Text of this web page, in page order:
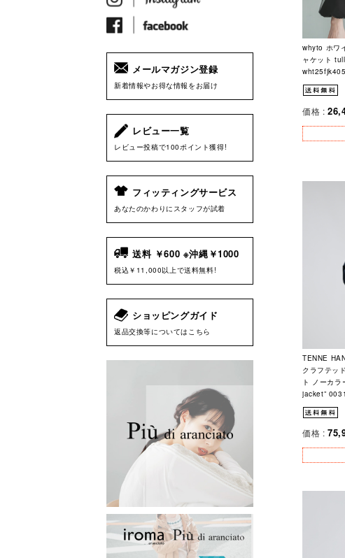
メールマガジン登録
新着情報やお得な情報をお届け
レビュー一覧
レビュー投稿で100ポイント獲得!
フィッティングサービス
あなたのかわりにスタッフが試着
送料 ￥600 ※沖縄￥1000
税込￥11,000以上で送料無料!
ショッピングガイド
返品交換等についてはこちら
whyto ホワ
ャケット
価格 :
TENNE
クラフテッ
ト ノーカ
jacket”
価格 :